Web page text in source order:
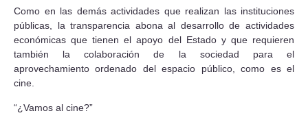
Como en las demás actividades que realizan las instituciones
públicas, la transparencia abona al desarrollo de actividades
económicas que tienen el apoyo del Estado y que requieren
también la colaboración de la sociedad para el
aprovechamiento ordenado del espacio público, como es el
cine.
“¿Vamos al cine?”